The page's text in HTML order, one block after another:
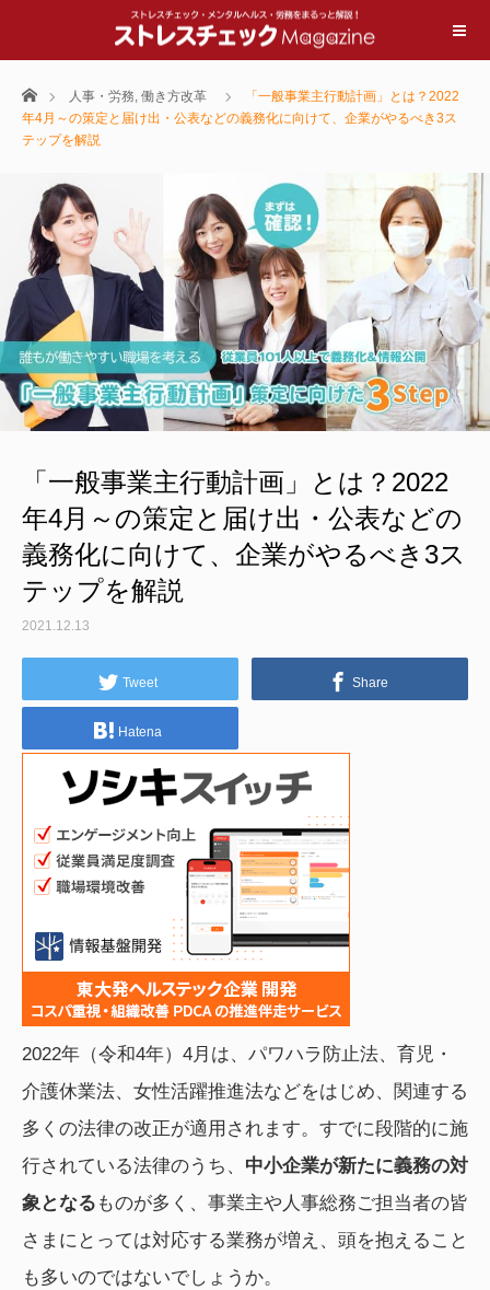
ホーム人事・労務, 働き方改革
「一般事業主行動計画」とは？2022
年4月～の策定と届け出・公表などの義務化に向けて、企業がやるべき3ス
テップを解説
「一般事業主行動計画」とは？2022
年4月～の策定と届け出・公表などの
義務化に向けて、企業がやるべき3ス
テップを解説
2021.12.13
Tweet Share
Hatena
2022年（令和4年）4月は、パワハラ防止法、育児・
介護休業法、女性活躍推進法などをはじめ、関連する
多くの法律の改正が適用されます。すでに段階的に施
行されている法律のうち、 中小企業が新たに義務の対
象となる ものが多く、事業主や人事総務ご担当者の皆
さまにとっては対応する業務が増え、頭を抱えること
も多いのではないでしょうか。